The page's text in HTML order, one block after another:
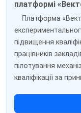
платформі
Платформа
підвищення
працівників
пілотування
кваліфікації за